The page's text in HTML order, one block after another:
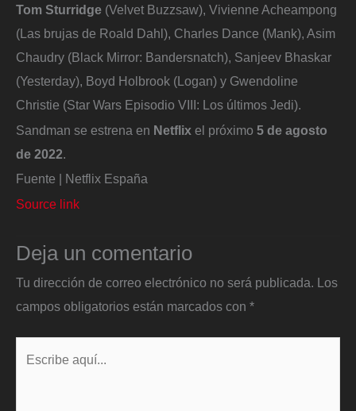
Tom Sturridge (Velvet Buzzsaw), Vivienne Acheampong
(Las brujas de Roald Dahl), Charles Dance (Mank), Asim
Chaudry (Black Mirror: Bandersnatch), Sanjeev Bhaskar
(Yesterday), Boyd Holbrook (Logan) y Gwendoline
Christie (Star Wars Episodio VIII: Los últimos Jedi).
Sandman se estrena en Netflix el próximo 5 de agosto
de 2022.
Fuente | Netflix España
Source link
Deja un comentario
Tu dirección de correo electrónico no será publicada. Los
campos obligatorios están marcados con *